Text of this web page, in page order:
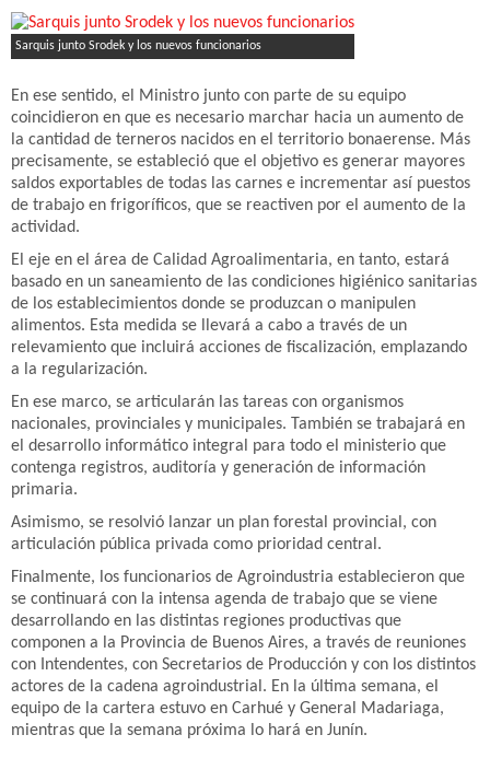
Sarquis junto Srodek y los nuevos funcionarios
En ese sentido, el Ministro junto con parte de su equipo
coincidieron en que es necesario marchar hacia un aumento de
la cantidad de terneros nacidos en el territorio bonaerense. Más
precisamente, se estableció que el objetivo es generar mayores
saldos exportables de todas las carnes e incrementar así puestos
de trabajo en frigoríficos, que se reactiven por el aumento de la
actividad.
El eje en el área de Calidad Agroalimentaria, en tanto, estará
basado en un saneamiento de las condiciones higiénico sanitarias
de los establecimientos donde se produzcan o manipulen
alimentos. Esta medida se llevará a cabo a través de un
relevamiento que incluirá acciones de fiscalización, emplazando
a la regularización.
En ese marco, se articularán las tareas con organismos
nacionales, provinciales y municipales. También se trabajará en
el desarrollo informático integral para todo el ministerio que
contenga registros, auditoría y generación de información
primaria.
Asimismo, se resolvió lanzar un plan forestal provincial, con
articulación pública privada como prioridad central.
Finalmente, los funcionarios de Agroindustria establecieron que
se continuará con la intensa agenda de trabajo que se viene
desarrollando en las distintas regiones productivas que
componen a la Provincia de Buenos Aires, a través de reuniones
con Intendentes, con Secretarios de Producción y con los distintos
actores de la cadena agroindustrial. En la última semana, el
equipo de la cartera estuvo en Carhué y General Madariaga,
mientras que la semana próxima lo hará en Junín.